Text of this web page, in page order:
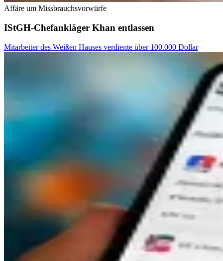
Affäre um Missbrauchsvorwürfe
IStGH-Chefankläger Khan entlassen
Mitarbeiter des Weißen Hauses verdiente über 100.000 Dollar